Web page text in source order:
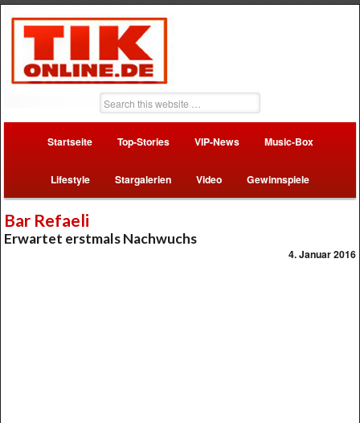
Startseite Top-Stories VIP-News Music-Box
Lifestyle Stargalerien Video Gewinnspiele
Bar Refaeli
Erwartet erstmals Nachwuchs
4. Januar 2016